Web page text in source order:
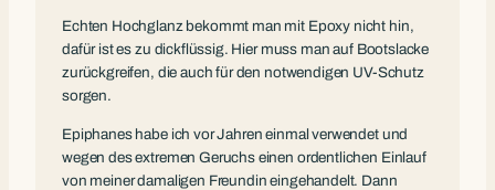
Echten Hochglanz bekommt man mit Epoxy nicht hin,
dafür ist es zu dickflüssig. Hier muss man auf Bootslacke
zurückgreifen, die auch für den notwendigen UV-Schutz
sorgen.
Epiphanes habe ich vor Jahren einmal verwendet und
wegen des extremen Geruchs einen ordentlichen Einlauf
von meiner damaligen Freundin eingehandelt. Dann